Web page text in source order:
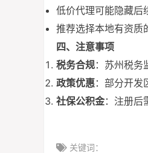
低价代理可能隐藏后
推荐选择本地有资质
四、注意事项
税务合规：苏州税务
政策优惠：部分开发
社保公积金：注册后
关键词：